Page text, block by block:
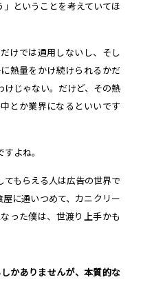
」ということを考えていてほ
けでは通用しないし、そし
熱量をかけ続けられるかだ
けじゃない。だけど、その熱
とか業界になるといいです
よね。
てもらえる人は広告の世界で
に通いつめて、カニクリー
った僕は、世渡り上手かも
かありませんが、本質的な